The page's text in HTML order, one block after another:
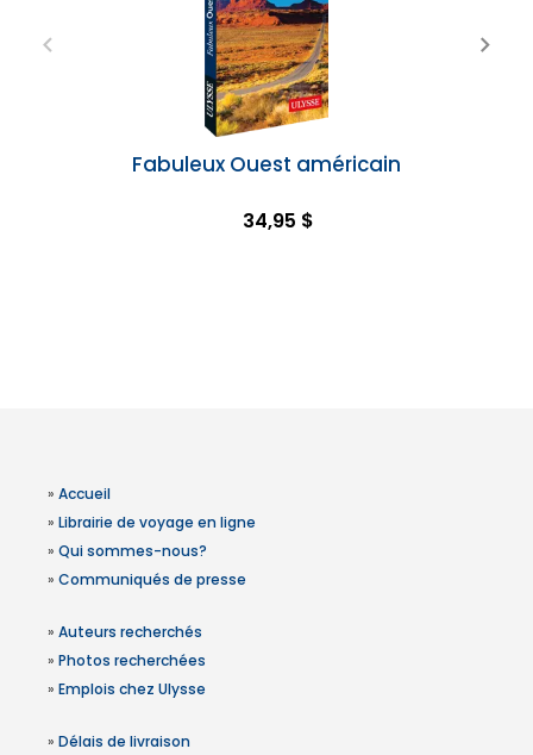
Fabuleux Ouest américain
34,95 $
» Accueil
» Librairie de voyage en ligne
» Qui sommes-nous?
» Communiqués de presse
» Auteurs recherchés
» Photos recherchées
» Emplois chez Ulysse
» Délais de livraison